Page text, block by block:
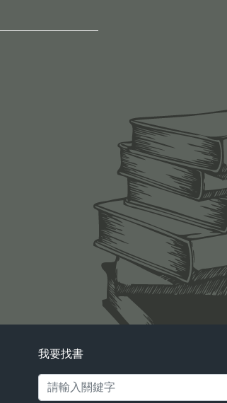
我要找書